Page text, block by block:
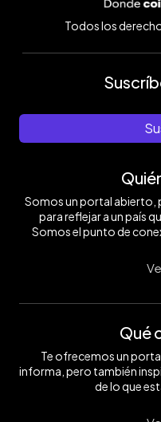
Todos los
Somos un portal
para reflejar a un país
Somos el punto de
Qué
Te ofrecemos un
informa, pero también
de lo que